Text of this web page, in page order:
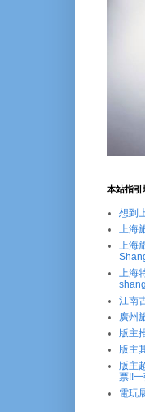
本站指引
想到
上海
上海
上海
江南
廣州
版主
版主
版主
票!!
電玩